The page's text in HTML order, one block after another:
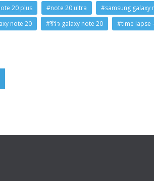
20 plus #note 20 ultra
#samsung galaxy
note 20 #รีวิว galaxy note 20
#time lapse